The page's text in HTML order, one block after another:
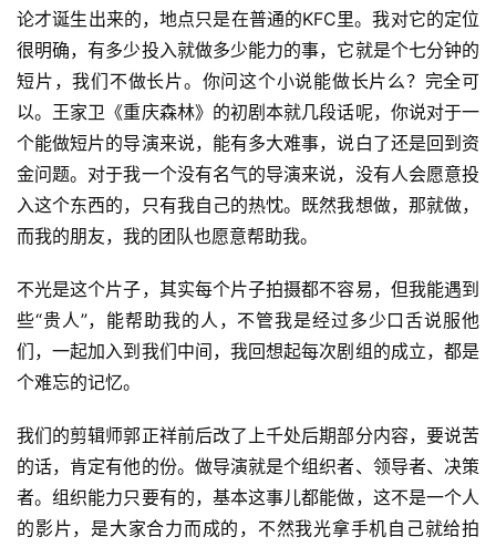
论才诞生出来的，地点只是在普通的KFC里。我对它的定位
很明确，有多少投入就做多少能力的事，它就是个七分钟的
短片，我们不做长片。你问这个小说能做长片么？完全可
以。王家卫《重庆森林》的初剧本就几段话呢，你说对于一
个能做短片的导演来说，能有多大难事，说白了还是回到资
金问题。对于我一个没有名气的导演来说，没有人会愿意投
入这个东西的，只有我自己的热忱。既然我想做，那就做，
而我的朋友，我的团队也愿意帮助我。
不光是这个片子，其实每个片子拍摄都不容易，但我能遇到
些“贵人”，能帮助我的人，不管我是经过多少口舌说服他
们，一起加入到我们中间，我回想起每次剧组的成立，都是
个难忘的记忆。
我们的剪辑师郭正祥前后改了上千处后期部分内容，要说苦
的话，肯定有他的份。做导演就是个组织者、领导者、决策
者。组织能力只要有的，基本这事儿都能做，这不是一个人
的影片，是大家合力而成的，不然我光拿手机自己就给拍